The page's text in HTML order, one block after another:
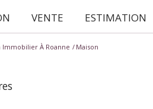
VENTE ESTIMATION
Immobilier À Roanne Maison